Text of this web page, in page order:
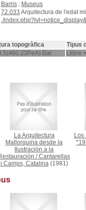
Barris ; Museus
72.033 Arquitectura de l'edat
./
topogràfica Tipus
Bar Llibre
La Arquitectura
Mallorquina desde la
Ilustración a la
/Cantarellas
i Camps, Catalina(1981)
Los